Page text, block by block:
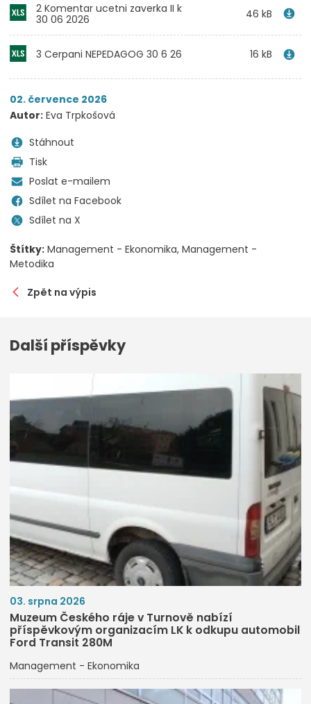
2 Komentar ucetni zaverka II k
30 06 2026
46 kB
3 Cerpani NEPEDAGOG 30 6 26 16 kB
02. července 2026
Autor: Eva Trpkošová
Stáhnout
Tisk
Poslat e-mailem
Sdílet na Facebook
Sdílet na X
Štítky: Management - Ekonomika Management -
Metodika
Zpět na výpis
Další příspěvky
03. srpna 2026
Muzeum Českého ráje v Turnově nabízí
příspěvkovým organizacím LK k odkupu automobil
Ford Transit 280M
Management - Ekonomika